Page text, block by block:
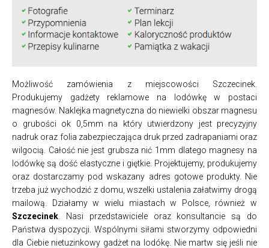
Możliwość zamówienia z miejscowości Szczecinek.
Produkujemy gadżety reklamowe na lodówkę w postaci
magnesów. Naklejka magnetyczna do niewielki obszar magnesu
o grubości ok 0,5mm na który utwierdzony jest precyzyjny
nadruk oraz folia zabezpieczająca druk przed zadrapaniami oraz
wilgocią. Całość nie jest grubsza nić 1mm dlatego magnesy na
lodówkę są dość elastyczne i giętkie. Projektujemy, produkujemy
oraz dostarczamy pod wskazany adres gotowe produkty. Nie
trzeba już wychodzić z domu, wszelki ustalenia załatwimy drogą
mailową. Działamy w wielu miastach w Polsce, również w
Szczecinek . Nasi przedstawiciele oraz konsultancie są do
Państwa dyspozycji. Wspólnymi siłami stworzymy odpowiedni
dla Ciebie nietuzinkowy gadżet na lodókę. Nie martw się jeśli nie